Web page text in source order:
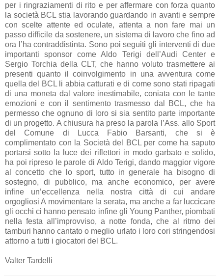
per i ringraziamenti di rito e per affermare con forza quanto
la società BCL stia lavorando guardando in avanti e sempre
con scelte attente ed oculate, attenta a non fare mai un
passo difficile da sostenere, un sistema di lavoro che fino ad
ora l’ha contraddistinta. Sono poi seguiti gli interventi di due
importanti sponsor come Aldo Terigi dell’Audi Center e
Sergio Torchia della CLT, che hanno voluto trasmettere ai
presenti quanto il coinvolgimento in una avventura come
quella del BCL li abbia catturati e di come sono stati ripagati
di una moneta dal valore inestimabile, coniata con le tante
emozioni e con il sentimento trasmesso dal BCL, che ha
permesso che ognuno di loro si sia sentito parte importante
di un progetto. A chiusura ha preso la parola l’Ass. allo Sport
del Comune di Lucca Fabio Barsanti, che si è
complimentato con la Società del BCL per come ha saputo
portarsi sotto la luce dei riflettori in modo garbato e solido,
ha poi ripreso le parole di Aldo Terigi, dando maggior vigore
al concetto che lo sport, tutto in generale ha bisogno di
sostegno, di pubblico, ma anche economico, per avere
infine un’eccellenza nella nostra città di cui andare
orgogliosi A movimentare la serata, ma anche a far luccicare
gli occhi ci hanno pensato infine gli Young Panther, piombati
nella festa all’improvviso, a notte fonda, che al ritmo dei
tamburi hanno cantato o meglio urlato i loro cori stringendosi
attorno a tutti i giocatori del BCL.
Valter Tardelli